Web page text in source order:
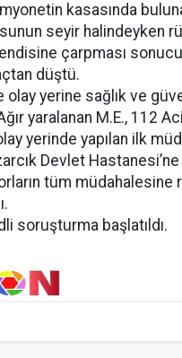
kasasında
seyir halindeyken
çarpması
düştü.
olay yerine sağlık ve
yaralanan M.E., 112
yerinde yapılan ilk
Devlet Hastanesi’ne
tüm müdahalesine
soruşturma başlatıldı.